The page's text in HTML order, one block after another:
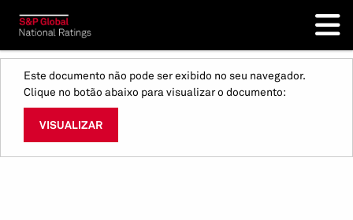
Este documento não pode ser exibido no seu navegador.
Clique no botão abaixo para visualizar o documento:
VISUALIZAR